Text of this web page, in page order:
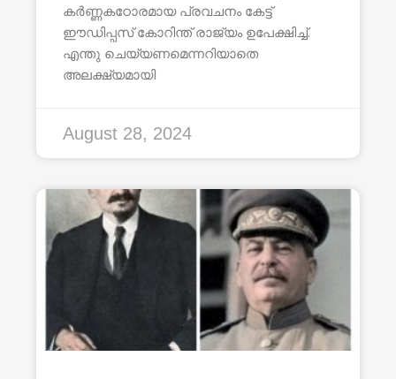
കർണ്ണകഠോരമായ പ്രവചനം കേട്ട്
ഈഡിപ്പസ് കോറിന്ത് രാജ്യം ഉപേക്ഷിച്ച്.
എന്തു ചെയ്യണമെന്നറിയാതെ
അലക്ഷ്യമായി
August 28, 2024